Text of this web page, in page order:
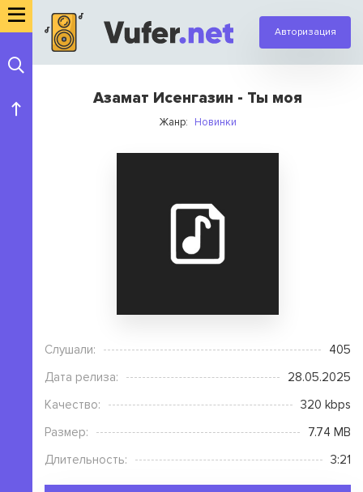
Авторизация
Азамат Исенгазин - Ты моя
Жанр: Новинки
Слушали:
405
Дата релиза:
28.05.2025
Качество:
320 kbps
Размер:
7.74 MB
Длительность:
3:21